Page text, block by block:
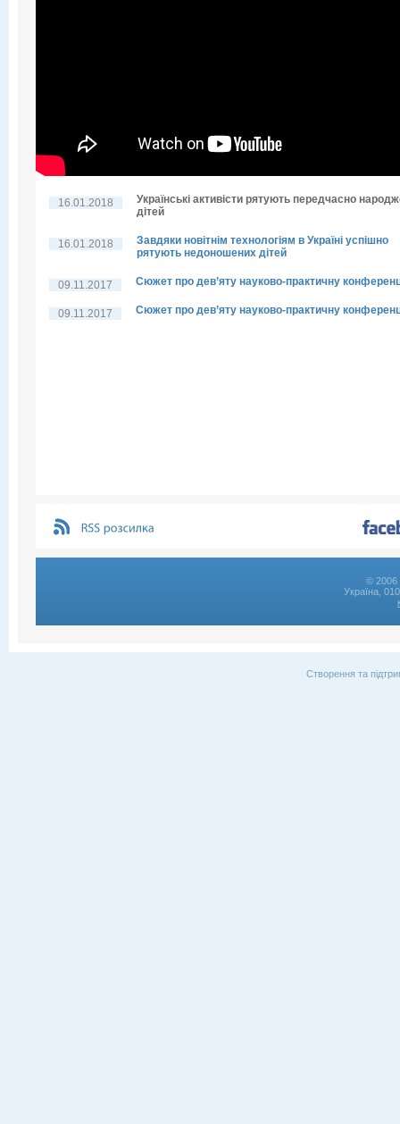
16.01.2018
Українські активісти рятують передчасно
дітей
16.01.2018
Завдяки новітнім технологіям в Україні успішно
рятують недоношених дітей
09.11.2017 Сюжет про дев’яту науково-практичну
09.11.2017 Сюжет про дев’яту науково-практичну
© 2006
Україна,
Створення та